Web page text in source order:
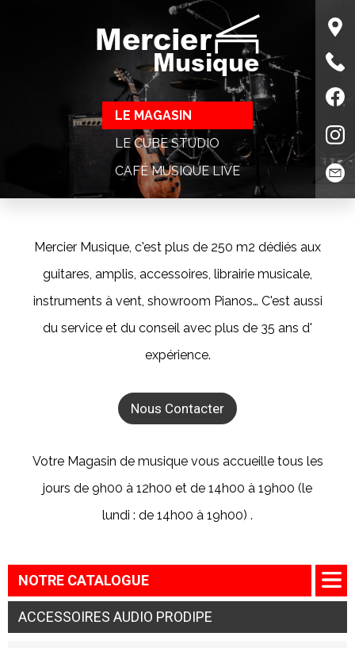
Mercier
Musique
LE MAGASIN
LE CUBE STUDIO
CAFÉ MUSIQUE LIVE
Mercier Musique, c'est plus de 250 m2 dédiés aux
guitares, amplis, accessoires, librairie musicale,
instruments à vent, showroom Pianos… C'est aussi
du service et du conseil avec plus de 35 ans d'
expérience.
Nous Contacter
Votre Magasin de musique vous accueille tous les
jours de 9h00 à 12h00 et de 14h00 à 19h00 (le
lundi : de 14h00 à 19h00) .
NOTRE CATALOGUE
ACCESSOIRES AUDIO PRODIPE